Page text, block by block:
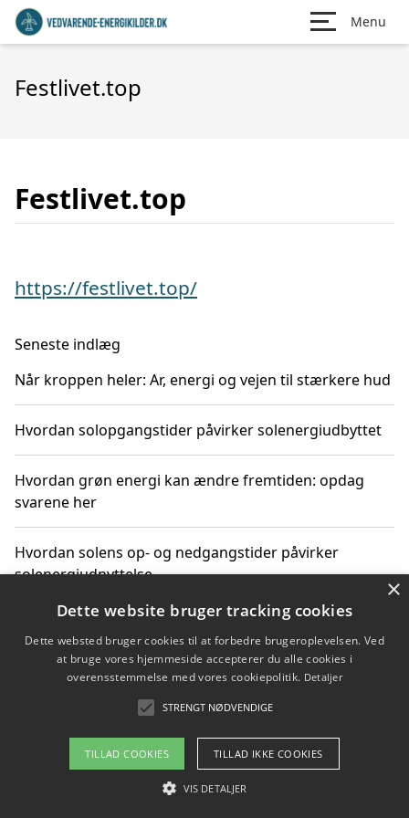
Menu
Festlivet.top
Festlivet.top
https://festlivet.top/
Seneste indlæg
Når kroppen heler: Ar, energi og vejen til stærkere hud
Hvordan solopgangstider påvirker solenergiudbyttet
Hvordan grøn energi kan ændre fremtiden: opdag
svarene her
Hvordan solens op- og nedgangstider påvirker
solenergiudnyttelse
Hvordan du får svar på energispørgsmål om
vedvarende energikilder
Om / kontakt
Blog Betingelser
×
Dette website bruger tracking cookies
Dette websted bruger cookies til at forbedre brugeroplevelsen. Ved
at bruge vores hjemmeside accepterer du alle cookies i
overensstemmelse med vores cookiepolitik. Detaljer
STRENGT NØDVENDIGE
TILLAD COOKIES TILLAD IKKE COOKIES
VIS DETALJER